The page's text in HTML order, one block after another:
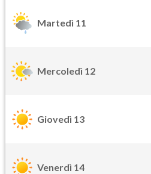
Martedì 11
Mercoledì 12
Giovedì 13
Venerdì 14